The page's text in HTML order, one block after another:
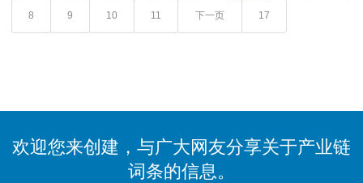
8 9 10 11 下一页 17
欢迎您来创建，与广大网友分享关于产业链
词条的信息。